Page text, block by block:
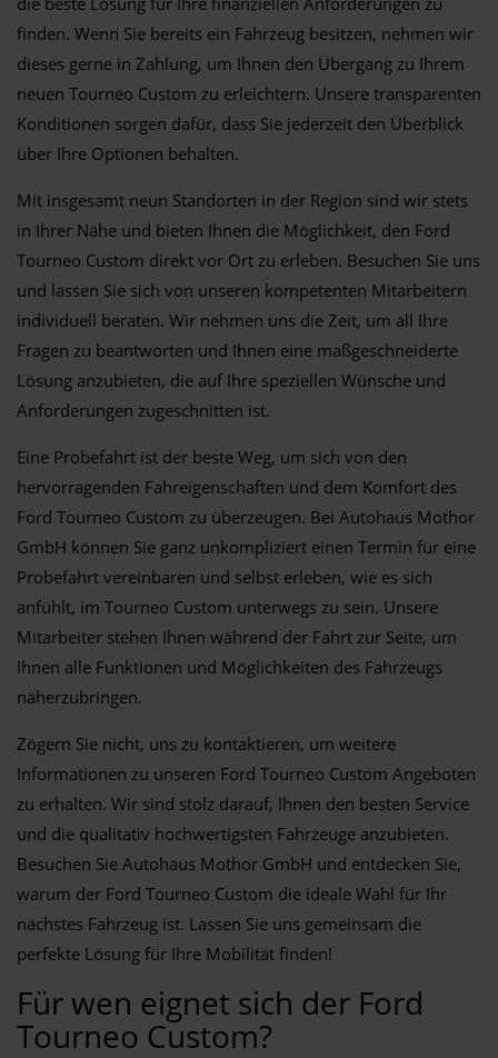
finden. Wenn Sie bereits ein Fahrzeug besitzen, nehmen wir
dieses gerne in Zahlung, um Ihnen den Übergang zu Ihrem
neuen Tourneo Custom zu erleichtern. Unsere transparenten
Konditionen sorgen dafür, dass Sie jederzeit den Überblick
über Ihre Optionen behalten.
Mit insgesamt neun Standorten in der Region sind wir stets
in Ihrer Nähe und bieten Ihnen die Möglichkeit, den Ford
Tourneo Custom direkt vor Ort zu erleben. Besuchen Sie uns
und lassen Sie sich von unseren kompetenten Mitarbeitern
individuell beraten. Wir nehmen uns die Zeit, um all Ihre
Fragen zu beantworten und Ihnen eine maßgeschneiderte
Lösung anzubieten, die auf Ihre speziellen Wünsche und
Anforderungen zugeschnitten ist.
Eine Probefahrt ist der beste Weg, um sich von den
hervorragenden Fahreigenschaften und dem Komfort des
Ford Tourneo Custom zu überzeugen. Bei Autohaus Mothor
GmbH können Sie ganz unkompliziert einen Termin für eine
Probefahrt vereinbaren und selbst erleben, wie es sich
anfühlt, im Tourneo Custom unterwegs zu sein. Unsere
Mitarbeiter stehen Ihnen während der Fahrt zur Seite, um
Ihnen alle Funktionen und Möglichkeiten des Fahrzeugs
näherzubringen.
Zögern Sie nicht, uns zu kontaktieren, um weitere
Informationen zu unseren Ford Tourneo Custom Angeboten
zu erhalten. Wir sind stolz darauf, Ihnen den besten Service
und die qualitativ hochwertigsten Fahrzeuge anzubieten.
Besuchen Sie Autohaus Mothor GmbH und entdecken Sie,
warum der Ford Tourneo Custom die ideale Wahl für Ihr
nächstes Fahrzeug ist. Lassen Sie uns gemeinsam die
perfekte Lösung für Ihre Mobilität finden!
Für wen eignet sich der Ford
Tourneo Custom?